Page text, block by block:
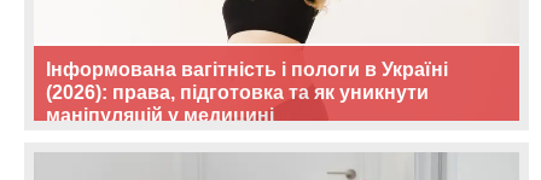
Інформована вагітність і пологи в Україні
(2026): права, підготовка та як уникнути
маніпуляцій у медицині